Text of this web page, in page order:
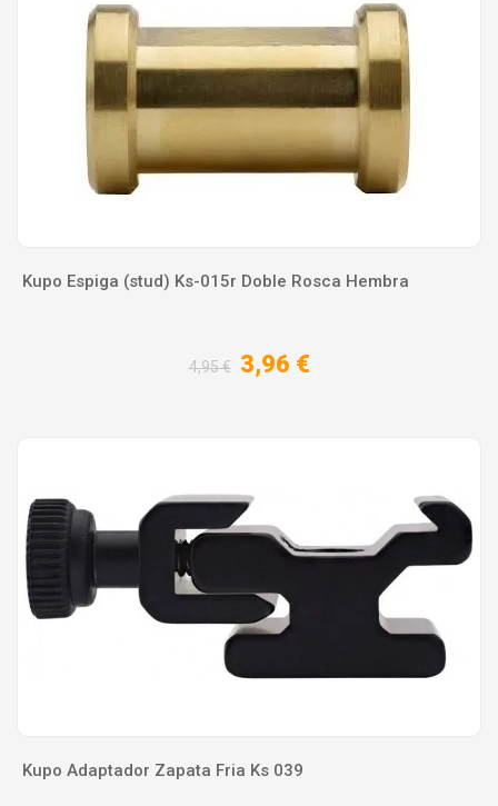
Kupo Espiga (stud) Ks-015r Doble Rosca Hembra
4,95 € 3,96 €
Kupo Adaptador Zapata Fria Ks 039